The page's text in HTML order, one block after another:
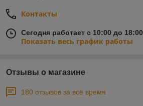
Контакты
Сегодня работает с 10:00 до 18:00
Показать весь график работы
Отзывы о магазине
180 отзывов за всё время